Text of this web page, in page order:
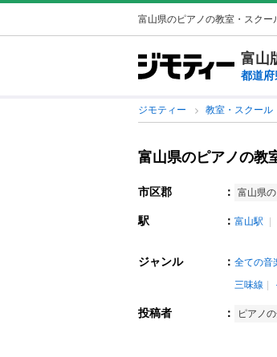
富山県のピアノの教室・スクー
富山
都道府
ジモティー 教室・スクール
富山県のピアノの教
市区郡 ： 富山県
駅 ： 富山駅
ジャンル ： 全ての音
三味線
投稿者 ： ピアノ